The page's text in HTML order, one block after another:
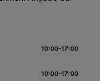
10:00-17:00
10:00-17:00